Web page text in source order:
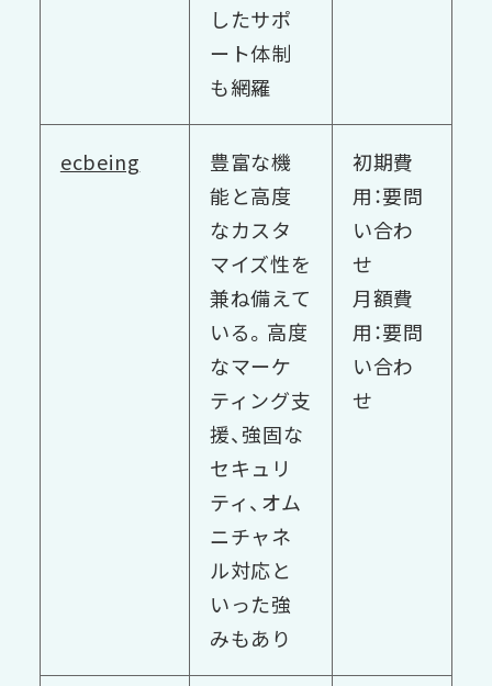
したサポ
ート体制
も網羅
ecbeing
豊富な機
能と高度
なカスタ
マイズ性を
兼ね備えて
いる。高度
なマーケ
ティング支
援、強固な
セキュリ
ティ、オム
ニチャネ
ル対応と
いった強
みもあり
初期費
用：要問
い合わ
せ
月額費
用：要問
い合わ
せ